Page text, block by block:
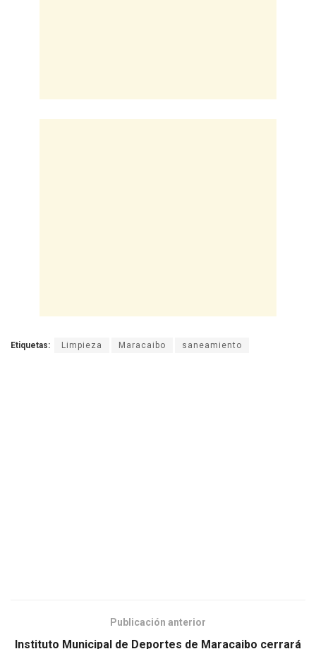
Etiquetas: Limpieza Maracaibo saneamiento
Publicación anterior
Instituto Municipal de Deportes de Maracaibo cerrará